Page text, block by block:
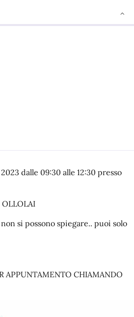
dalle 09:30 alle 12:30 presso
OLLOLAI
si possono spiegare.. puoi solo
APPUNTAMENTO CHIAMANDO